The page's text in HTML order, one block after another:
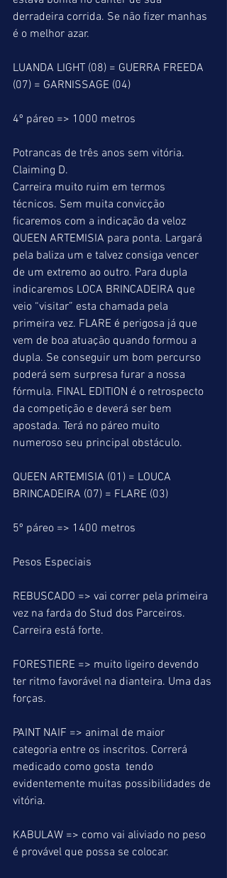
derradeira corrida. Se não fizer manhas
é o melhor azar.
LUANDA LIGHT (08) = GUERRA FREEDA
(07) = GARNISSAGE (04)
4º páreo => 1000 metros
Potrancas de três anos sem vitória.
Claiming D.
Carreira muito ruim em termos
técnicos. Sem muita convicção
ficaremos com a indicação da veloz
QUEEN ARTEMISIA para ponta. Largará
pela baliza um e talvez consiga vencer
de um extremo ao outro. Para dupla
indicaremos LOCA BRINCADEIRA que
veio “visitar” esta chamada pela
primeira vez. FLARE é perigosa já que
vem de boa atuação quando formou a
dupla. Se conseguir um bom percurso
poderá sem surpresa furar a nossa
fórmula. FINAL EDITION é o retrospecto
da competição e deverá ser bem
apostada. Terá no páreo muito
numeroso seu principal obstáculo.
QUEEN ARTEMISIA (01) = LOUCA
BRINCADEIRA (07) = FLARE (03)
5º páreo => 1400 metros
Pesos Especiais
REBUSCADO => vai correr pela primeira
vez na farda do Stud dos Parceiros.
Carreira está forte.
FORESTIERE => muito ligeiro devendo
ter ritmo favorável na dianteira. Uma das
forças.
PAINT NAIF => animal de maior
categoria entre os inscritos. Correrá
medicado como gosta  tendo
evidentemente muitas possibilidades de
vitória.
KABULAW => como vai aliviado no peso
é provável que possa se colocar.